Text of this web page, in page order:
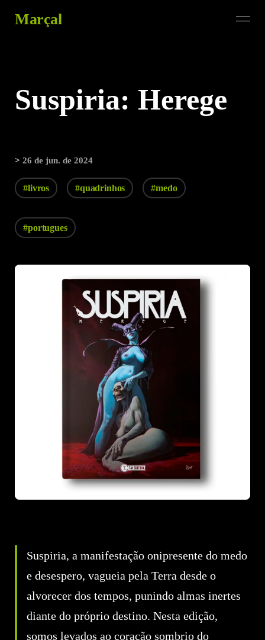
Marçal
Suspiria: Herege
>26 de jun. de 2024
#livros #quadrinhos #medo
#portugues
Suspiria, a manifestação onipresente do medo
e desespero, vagueia pela Terra desde o
alvorecer dos tempos, punindo almas inertes
diante do próprio destino. Nesta edição,
somos levados ao coração sombrio do